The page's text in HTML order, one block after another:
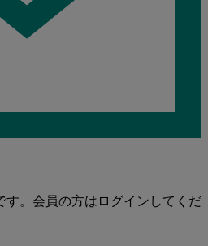
す。会員の方はログインしてくだ